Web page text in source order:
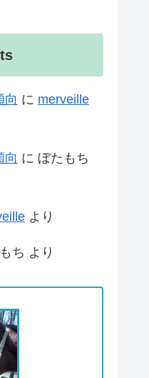
向 に merveille
向 に ぼたもち
より
ち より